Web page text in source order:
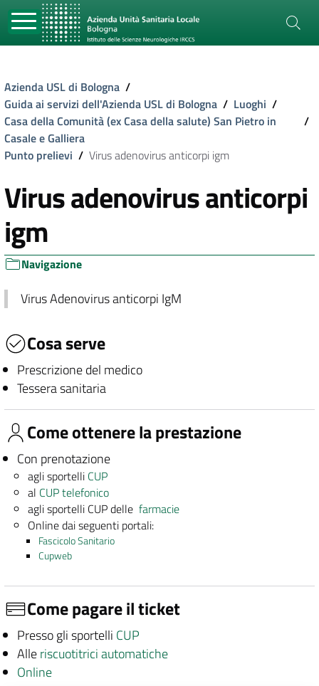
Azienda USL di Bologna /
Guida ai servizi dell'Azienda USL di Bologna / Luoghi /
Casa della Comunità (ex Casa della salute) San Pietro in
Casale e Galliera
/
Punto prelievi / Virus adenovirus anticorpi igm
Virus adenovirus anticorpi
igm
Navigazione
Virus Adenovirus anticorpi IgM
Cosa serve
Prescrizione del medico
Tessera sanitaria
Come ottenere la prestazione
Con prenotazione
agli sportelli CUP
al CUP telefonico
agli sportelli CUP dellefarmacie
Online dai seguenti portali:
Fascicolo Sanitario
Cupweb
Come pagare il ticket
Presso gli sportelli CUP
Alleriscuotitrici automatiche
Online